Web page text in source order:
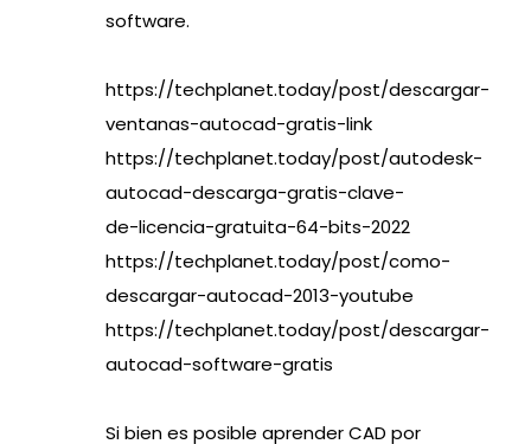
software.
https://techplanet.today/post/descargar-
ventanas-autocad-gratis-link
https://techplanet.today/post/autodesk-
autocad-descarga-gratis-clave-
de-licencia-gratuita-64-bits-2022
https://techplanet.today/post/como-
descargar-autocad-2013-youtube
https://techplanet.today/post/descargar-
autocad-software-gratis
Si bien es posible aprender CAD por